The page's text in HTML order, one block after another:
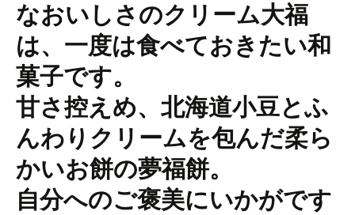
なおいしさのクリーム大福
は、一度は食べておきたい和
菓子です。
甘さ控えめ、北海道小豆とふ
んわりクリームを包んだ柔ら
かいお餅の夢福餅。
自分へのご褒美にいかがです